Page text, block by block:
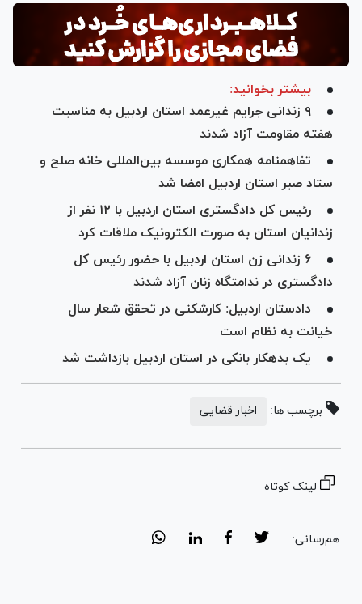
بیشتر بخوانید:
۹ زندانی جرایم غیرعمد استان اردبیل به مناسبت
هفته مقاومت آزاد شدند
تفاهمنامه همکاری موسسه بین‌المللی خانه صلح و
ستاد صبر استان اردبیل امضا شد
رئیس کل دادگستری استان اردبیل با ۱۲ نفر از
زندانیان استان به صورت الکترونیک ملاقات کرد
۶ زندانی زن استان اردبیل با حضور رئیس‌ کل
دادگستری در ندامتگاه زنان آزاد شدند
دادستان اردبیل: کارشکنی در تحقق شعار سال
خیانت به نظام است
یک بدهکار بانکی در استان اردبیل بازداشت شد
برچسب ها: اخبار قضایی
لینک کوتاه
هم‌رسانی: